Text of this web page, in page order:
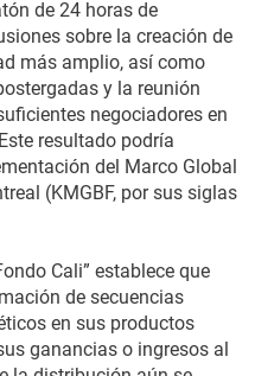
de 24 horas de
sobre la creación de
más amplio, así como
y la reunión
negociadores en
resultado podría
del Marco Global
(KMGBF, por sus siglas
Cali” establece que
de secuencias
en sus productos
ganancias o ingresos al